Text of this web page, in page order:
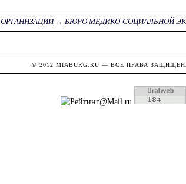
ОРГАНИЗАЦИИ→ БЮРО МЕДИКО-СОЦИАЛЬНОЙ
© 2012MIABURG.RU — ВСЕ ПРАВА